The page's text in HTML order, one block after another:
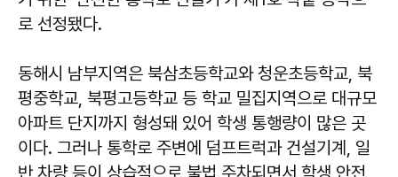
로 선정됐다.
동해시 남부지역은 북삼초등학교와 청운초등학교, 북
평중학교, 북평고등학교 등 학교 밀집지역으로 대규모
아파트 단지까지 형성돼 있어 학생 통행량이 많은 곳
이다. 그러나 통학로 주변에 덤프트럭과 건설기계, 일
반 차량 등이 상습적으로 불법 주차되면서 학생 안전